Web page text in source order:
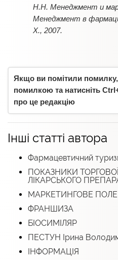
Н.Н. Менеджмент и
Менеджмент в
Х., 2007.
Якщо ви помітили помилку,
помилкою та натисніть
про це редакцію
Інші статті автора
Фармацевтичний
ПОКАЗНИКИ
ЛІКАРСЬКОГО
МАРКЕТИНГОВЕ
ФРАНШИЗА
БІОСИМІЛЯР
ПЕСТУН Ірина
ІНФОРМАЦІЯ